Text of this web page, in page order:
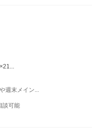
週末メイン...
談可能